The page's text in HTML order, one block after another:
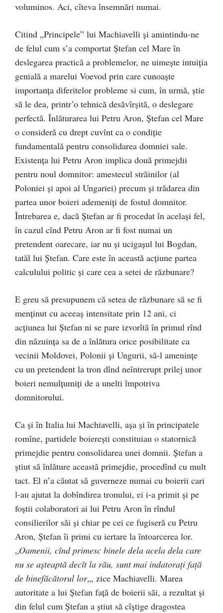
voluminos. Aci, cîteva însemnări numai.
Citind „Principele” lui Machiavelli şi amintindu-ne
de felul cum s’a comportat Ştefan cel Mare în
deslegarea practică a problemelor, ne uimeşte intuiţia
genială a marelui Voevod prin care cunoaște
importanţa diferitelor probleme si cum, în urmă, știe
să le dea, printr’o tehnică desăvîrşită, o deslegare
perfectă. Înlăturarea lui Petru Aron, Ştefan cel Mare
o consideră cu drept cuvînt ca o condiţie
fundamentală pentru consolidarea domniei sale.
Existenţa lui Petru Aron implica două primejdii
pentru noul domnitor: amestecul străinilor (al
Poloniei şi apoi al Ungariei) precum şi trădarea din
partea unor boieri ademeniţi de fostul domnitor.
Întrebarea e, dacă Ştefan ar fi procedat în acelaşi fel,
în cazul cînd Petru Aron ar fi fost numai un
pretendent oarecare, iar nu şi ucigașul lui Bogdan,
tatăl lui Ştefan. Care este în această acţiune partea
calculului politic şi care cea a setei de răzbunare?
E greu să presupunem că setea de răzbunare să se fi
menţinut cu aceeaş intensitate prin 12 ani, ci
acţiunea lui Ştefan ni se pare izvorîtă în primul rînd
din năzuinţa sa de a înlătura orice posibilitate ca
vecinii Moldovei, Polonii şi Ungurii, să-l ameninţe
cu un pretendent la tron dînd neîntrerupt prilej unor
boieri nemulţumiţi de a unelti împotriva
domnitorului.
Ca şi în Italia lui Machiavelli, aşa şi în principatele
romîne, partidele boiereşti constituiau o statornică
primejdie pentru consolidarea unei domnii. Ștefan a
ştiut să înlăture această primejdie, procedînd cu mult
tact. El n’a căutat să guverneze numai cu boierii cari
l-au ajutat la dobîndirea tronului, ei i-a primit şi pe
foştii colaboratori ai lui Petru Aron în rîndul
consilierilor săi şi chiar pe cei ce fugiseră cu Petru
Aron, Ștefan îi primi cu iertare la întoarcerea lor.
„Oamenii, cînd primesc binele dela acela dela care
nu se aşteaptă decît la rău, sunt mai indatoraţi față
de binefăcătorul lor„, zice Machiavelli. Marea
autoritate a lui Ştefan faţă de boierii săi, a rezultat şi
din felul cum Ștefan a ştiut să cîştige dragostea